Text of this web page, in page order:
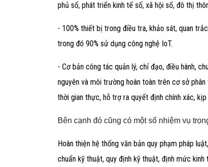
phủ số, phát triển kinh tế số, xã hội số, đô thị
- 100% thiết bị trong điều tra, khảo sát, quan
trong đó 90% sử dụng công nghệ IoT.
- Cơ bản công tác quản lý, chỉ đạo, điều hành,
nguyên và môi trường hoàn toàn trên cơ sở
thời gian thực, hỗ trợ ra quyết định chính xác, kịp
Bên cạnh đó cũng có một số nhiệm vụ
Hoàn thiện hệ thống văn bản quy phạm pháp
chuẩn kỹ thuật, quy định kỹ thuật, định mức